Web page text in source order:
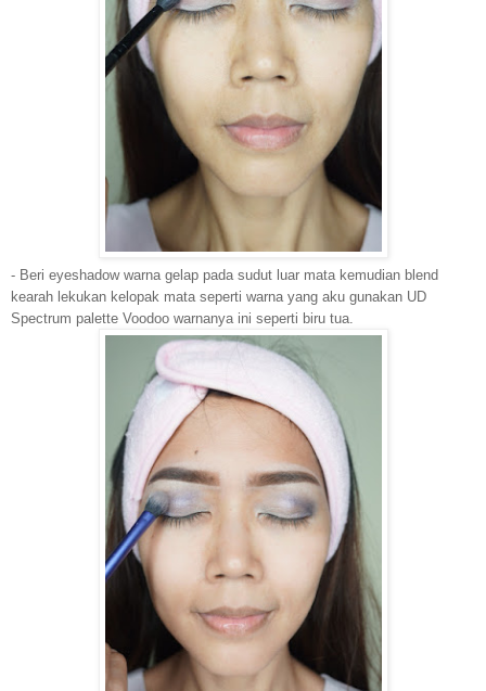
- Beri eyeshadow warna gelap pada sudut luar mata kemudian blend
kearah lekukan kelopak mata seperti warna yang aku gunakan UD
Spectrum palette Voodoo warnanya ini seperti biru tua.